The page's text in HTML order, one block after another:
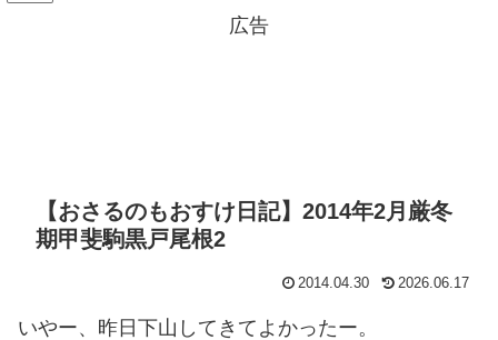
広告
【おさるのもおすけ日記】2014年2月厳冬
期甲斐駒黒戸尾根2
2014.04.30 2026.06.17
いやー、昨日下山してきてよかったー。